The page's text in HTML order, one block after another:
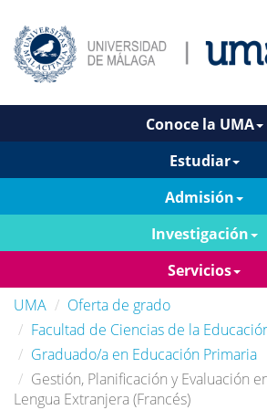
Conoce la UMA
Estudiar
Admisión
Investigación
Servicios
UMA
Oferta de grado
Facultad de Ciencias de la
Graduado/a en Educación Primaria
Gestión, Planificación y Evaluación
Lengua Extranjera (Francés)